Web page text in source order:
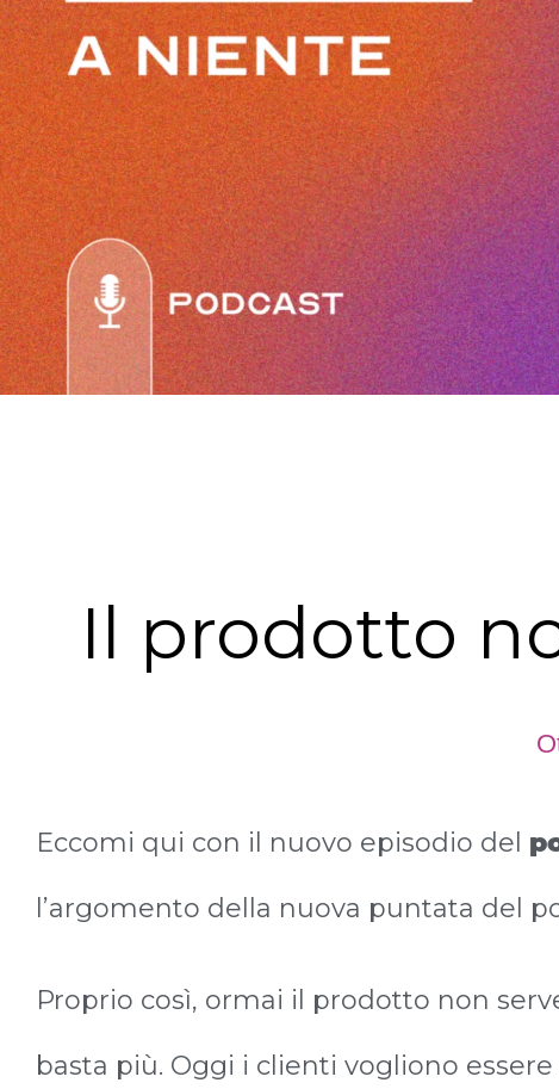
Il prodotto
Eccomi qui con il nuovo episodio del
l’argomento della nuova puntata del
Proprio così, ormai il prodotto non
basta più. Oggi i clienti vogliono